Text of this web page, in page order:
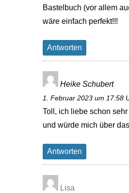
Bastelbuch (vor allem
wäre einfach perfekt!!!
Antworten
Heike Schubert
1. Februar 2023 um 17:58
Toll, ich liebe schon
und würde mich über
Antworten
Lisa